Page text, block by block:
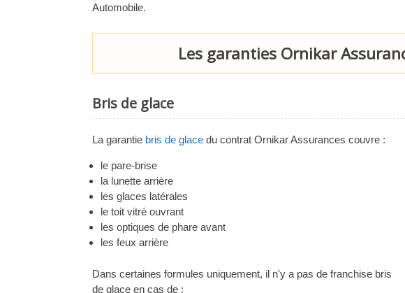
Automobile.
Les garanties Ornikar
Bris de glace
La garantie bris de glace du contrat Ornikar Assurances couvre :
le pare-brise
la lunette arrière
les glaces latérales
le toit vitré ouvrant
les optiques de phare avant
les feux arrière
Dans certaines formules uniquement, il n'y a pas de franchise bris
de glace en cas de :